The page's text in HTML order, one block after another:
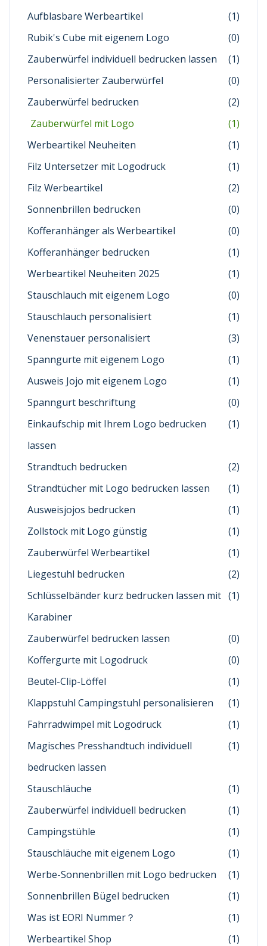
Aufblasbare Werbeartikel
(1)
Rubik's Cube mit eigenem Logo
(0)
Zauberwürfel individuell bedrucken lassen
(1)
Personalisierter Zauberwürfel
(0)
Zauberwürfel bedrucken
(2)
Zauberwürfel mit Logo
(1)
Werbeartikel Neuheiten
(1)
Filz Untersetzer mit Logodruck
(1)
Filz Werbeartikel
(2)
Sonnenbrillen bedrucken
(0)
Kofferanhänger als Werbeartikel
(0)
Kofferanhänger bedrucken
(1)
Werbeartikel Neuheiten 2025
(1)
Stauschlauch mit eigenem Logo
(0)
Stauschlauch personalisiert
(1)
Venenstauer personalisiert
(3)
Spanngurte mit eigenem Logo
(1)
Ausweis Jojo mit eigenem Logo
(1)
Spanngurt beschriftung
(0)
Einkaufschip mit Ihrem Logo bedrucken
lassen
(1)
Strandtuch bedrucken
(2)
Strandtücher mit Logo bedrucken lassen
(1)
Ausweisjojos bedrucken
(1)
Zollstock mit Logo günstig
(1)
Zauberwürfel Werbeartikel
(1)
Liegestuhl bedrucken
(2)
Schlüsselbänder kurz bedrucken lassen mit
Karabiner
(1)
Zauberwürfel bedrucken lassen
(0)
Koffergurte mit Logodruck
(0)
Beutel-Clip-Löffel
(1)
Klappstuhl Campingstuhl personalisieren
(1)
Fahrradwimpel mit Logodruck
(1)
Magisches Presshandtuch individuell
bedrucken lassen
(1)
Stauschläuche
(1)
Zauberwürfel individuell bedrucken
(1)
Campingstühle
(1)
Stauschläuche mit eigenem Logo
(1)
Werbe-Sonnenbrillen mit Logo bedrucken
(1)
Sonnenbrillen Bügel bedrucken
(1)
Was ist EORI Nummer？
(1)
Werbeartikel Shop
(1)